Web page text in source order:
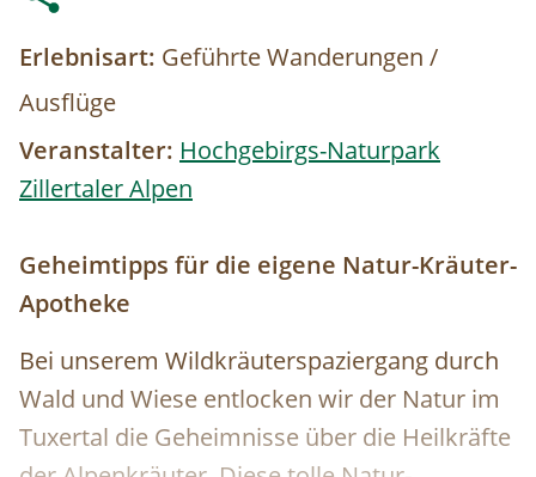
Erlebnisart: Geführte Wanderungen /
Ausflüge
Veranstalter: Hochgebirgs-Naturpark
Zillertaler Alpen
Geheimtipps für die eigene Natur-Kräuter-
Apotheke
Bei unserem Wildkräuterspaziergang durch
Wald und Wiese entlocken wir der Natur im
Tuxertal die Geheimnisse über die Heilkräfte